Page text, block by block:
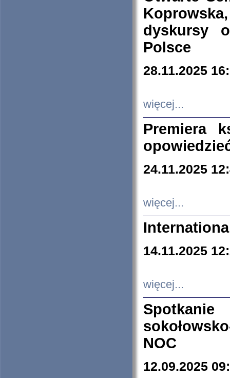
dyskursy
Polsce
28.11.2025
więcej...
Premiera
24.11.2025
więcej...
14.11.2025
więcej...
NOC
12.09.2025